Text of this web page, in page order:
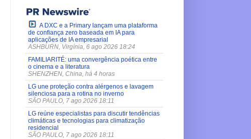
A DXC e a Primary lançam uma plataforma
de confiança zero baseada em IA para
aplicações de IA empresarial
ASHBURN, Virgínia, 6 ago 2026 18:24
FAMILIARITÉ: uma convergência poética entre
o cinema e a literatura
SHENZHEN, China, há 4 horas
LG une proteção contra alérgenos e lavagem
silenciosa para a rotina no inverno
SÃO PAULO, 7 ago 2026 18:11
LG reúne especialistas para discutir tendências
climáticas e tecnologias para climatização
residencial
SÃO PAULO, 7 ago 2026 18:11